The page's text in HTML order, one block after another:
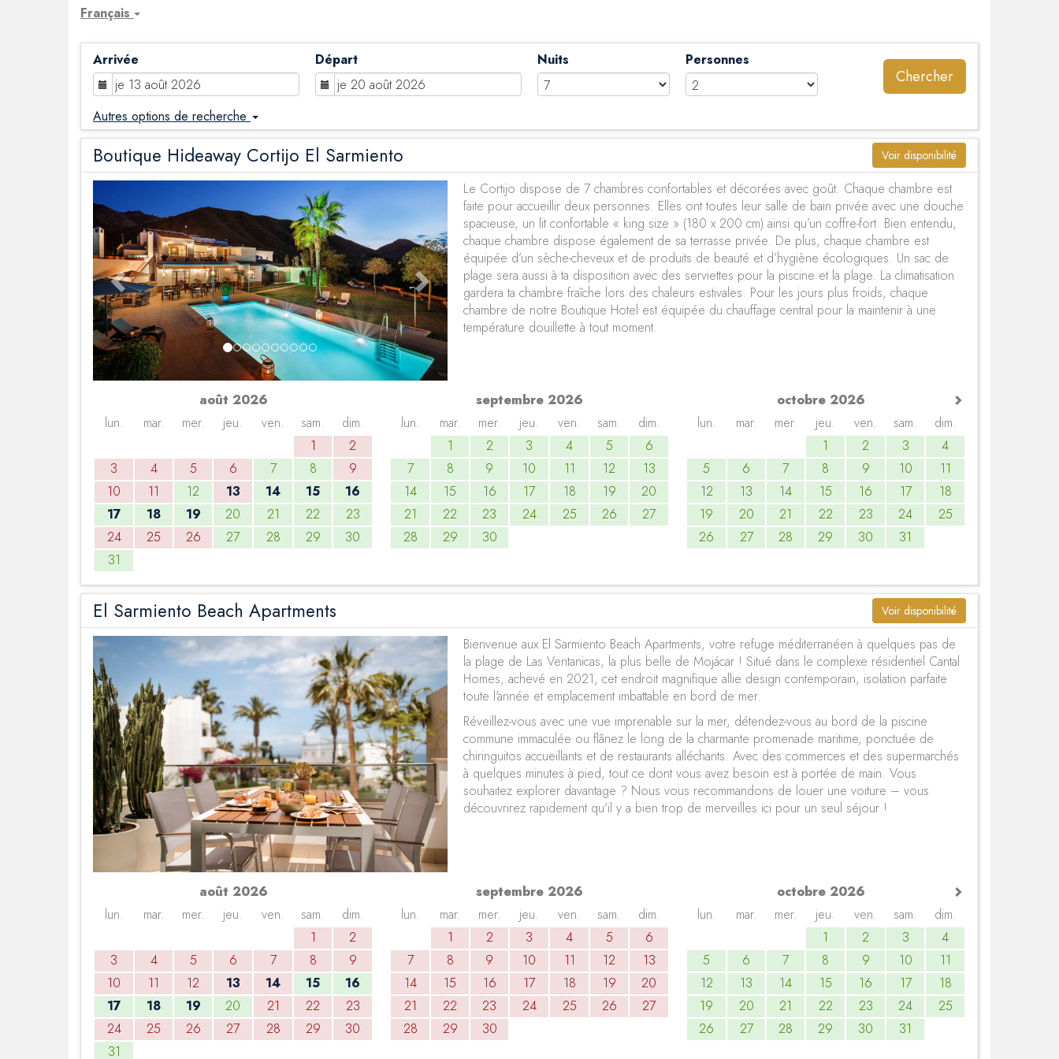
Français
Arrivée Départ Nuits Personnes
Chercher
Autres options de recherche
Boutique Hideaway Cortijo El Sarmiento Voir disponibilité
Next
Le Cortijo dispose de 7 chambres confortables et décorées avec goût. Chaque chambre est
faite pour accueillir deux personnes. Elles ont toutes leur salle de bain privée avec une douche
spacieuse, un lit confortable « king size » (180 x 200 cm) ainsi qu’un coffre-fort. Bien entendu,
chaque chambre dispose également de sa terrasse privée. De plus, chaque chambre est
équipée d’un sèche-cheveux et de produits de beauté et d’hygiène écologiques. Un sac de
plage sera aussi à ta disposition avec des serviettes pour la piscine et la plage. La climatisation
gardera ta chambre fraîche lors des chaleurs estivales. Pour les jours plus froids, chaque
chambre de notre Boutique Hotel est équipée du chauffage central pour la maintenir à une
température douillette à tout moment.
août 2026
lun.
mar. mer. jeu. ven. sam.
dim.
1
2
3
4 5 6 7 8
9
10
11 12 13 14 15
16
17
18 19 20 21 22
23
24
25 26 27 28 29
30
31
septembre 2026
lun.
mar. mer. jeu. ven. sam.
dim.
1
2 3 4 5
6
7
8 9 10 11 12
13
14
15 16 17 18 19
20
21
22 23 24 25 26
27
28
29 30
octobre 2026
lun.
mar. mer. jeu. ven. sam.
dim.
1
2 3
4
5
6 7 8 9 10
11
12
13 14 15 16 17
18
19
20 21 22 23 24
25
26
27 28 29 30 31
El Sarmiento Beach Apartments Voir disponibilité
Bienvenue aux El Sarmiento Beach Apartments, votre refuge méditerranéen à quelques pas de
la plage de Las Ventanicas, la plus belle de Mojácar ! Situé dans le complexe résidentiel Cantal
Homes, achevé en 2021, cet endroit magnifique allie design contemporain, isolation parfaite
toute l'année et emplacement imbattable en bord de mer.
Réveillez-vous avec une vue imprenable sur la mer, détendez-vous au bord de la piscine
commune immaculée ou flânez le long de la charmante promenade maritime, ponctuée de
chiringuitos accueillants et de restaurants alléchants. Avec des commerces et des supermarchés
à quelques minutes à pied, tout ce dont vous avez besoin est à portée de main. Vous
souhaitez explorer davantage ? Nous vous recommandons de louer une voiture – vous
découvrirez rapidement qu'il y a bien trop de merveilles ici pour un seul séjour !
août 2026
lun.
mar. mer. jeu. ven. sam.
dim.
1
2
3
4 5 6 7 8
9
10
11 12 13 14 15
16
17
18 19 20 21 22
23
24
25 26 27 28 29
30
31
septembre 2026
lun.
mar. mer. jeu. ven. sam.
dim.
1
2 3 4 5
6
7
8 9 10 11 12
13
14
15 16 17 18 19
20
21
22 23 24 25 26
27
28
29 30
octobre 2026
lun.
mar. mer. jeu. ven. sam.
dim.
1
2 3
4
5
6 7 8 9 10
11
12
13 14 15 16 17
18
19
20 21 22 23 24
25
26
27 28 29 30 31